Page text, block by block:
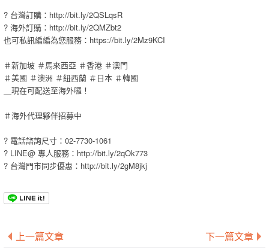
? 台灣訂購：http://bit.ly/2QSLqsR
? 海外訂購：http://bit.ly/2QMZbt2
也可私訊編編為您服務：https://bit.ly/2Mz9KCI
＃新加坡 ＃馬來西亞 ＃香港 ＃澳門
＃美國 ＃澳洲 ＃紐西蘭 ＃日本 ＃韓國
＿現在可配送至海外囉！
＃海外代理夥伴招募中
? 電話諮詢尺寸：02-7730-1061
? LINE@ 專人服務：http://bit.ly/2qOk773
? 台灣門市同步優惠：http://bit.ly/2gM8jkj
上一篇文章 下一篇文章